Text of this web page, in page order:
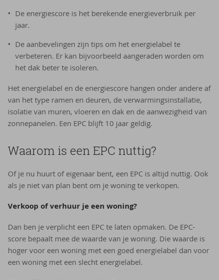
De energiescore is het berekende energieverbruik per
jaar.
De aanbevelingen zijn tips om het energielabel te
verbeteren. Er kan bijvoorbeeld aangeraden worden om
het dak beter te isoleren.
Het energielabel en de energiescore hangen onder andere af
van het type ramen en deuren, de verwarmingsinstallatie,
isolatie van muren, vloeren en dak en de aanwezigheid van
zonnepanelen. Een EPC blijft 10 jaar geldig.
Waarom is een EPC nuttig?
Of je nu huurt of eigenaar bent, een EPC is altijd nuttig. Ook
als je niet van plan bent om je woning te verkopen.
Verkoop of verhuur je een woning?
Dan ben je verplicht een EPC te laten opmaken. De EPC-
score bepaalt mee de waarde van je woning. Die waarde is
hoger voor een woning met een goed energielabel dan voor
een woning met een slecht energielabel.